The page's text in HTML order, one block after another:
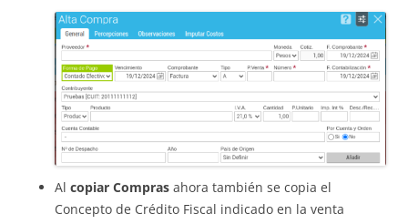
Al copiar Compras ahora también se copia el
Concepto de Crédito Fiscal indicado en la venta